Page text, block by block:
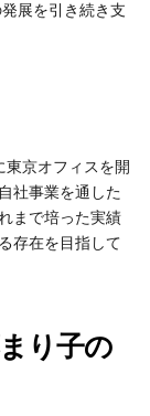
展を引き続き支
東京オフィスを開
社事業を通した
まで培った実績
存在を目指して
り子の